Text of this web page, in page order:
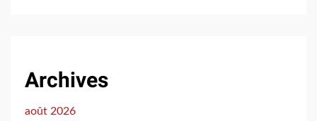
Archives
août 2026